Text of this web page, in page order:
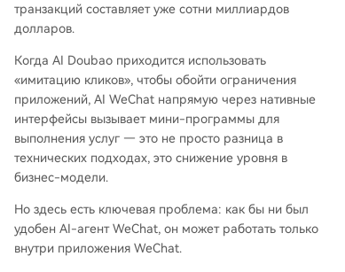
транзакций составляет уже сотни миллиардов
долларов.
Когда AI Doubao приходится использовать
«имитацию кликов», чтобы обойти ограничения
приложений, AI WeChat напрямую через нативные
интерфейсы вызывает мини-программы для
выполнения услуг — это не просто разница в
технических подходах, это снижение уровня в
бизнес-модели.
Но здесь есть ключевая проблема: как бы ни был
удобен AI-агент WeChat, он может работать только
внутри приложения WeChat.